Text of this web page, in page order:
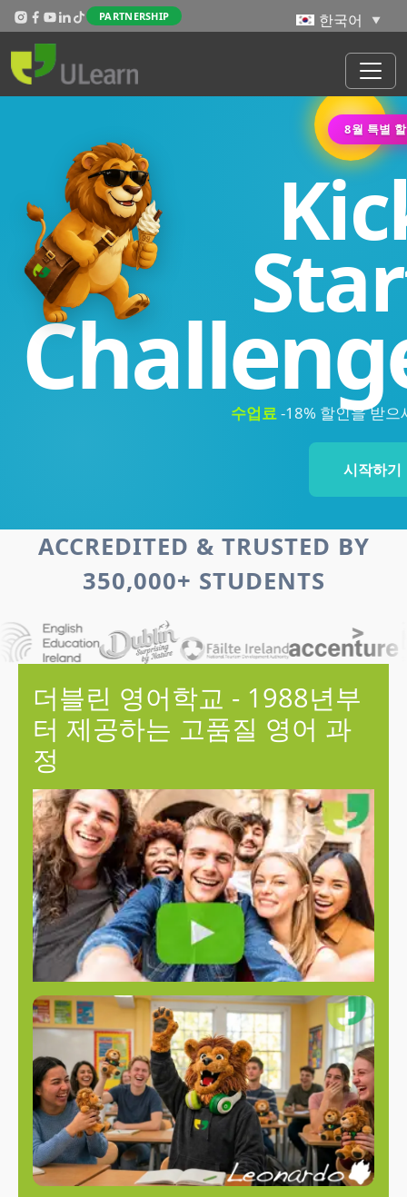
주요 콘텐츠로 건너뛰기
PARTNERSHIP
8월 특별
수업료-18% 할인을 받으
시작하기
ACCREDITED & TRUSTED BY
350,000+ STUDENTS
더블린 영어학교 - 1988년부
터 제공하는 고품질 영어 과
정